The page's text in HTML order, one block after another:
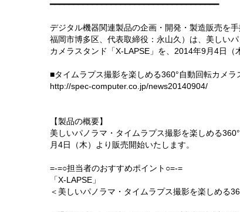
━━━━━━━━━━━━━━━━━━━━━━━━━━━━━━━━━━━━
デジタル機器関連製品の企画・開発・製造販売を
福岡市博多区、代表取締役：永山久）は、美しい
カメラスタンド「X-LAPSE」を、2014年9月4日（
■タイムラプス撮影を楽しめる360°自動回転カメラ
http://spec-computer.co.jp/news20140904/
【製品の概要】
美しいパノラマ・タイムラプス撮影を楽しめる
月4日（木）より販売開始いたします。
=-=○担当者のおすすめポイント○=-=
「X-LAPSE」
＜美しいパノラマ・タイムラプス撮影を楽しめる